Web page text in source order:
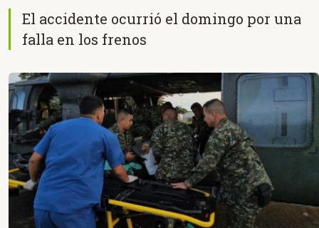
El accidente ocurrió el domingo por una
falla en los frenos